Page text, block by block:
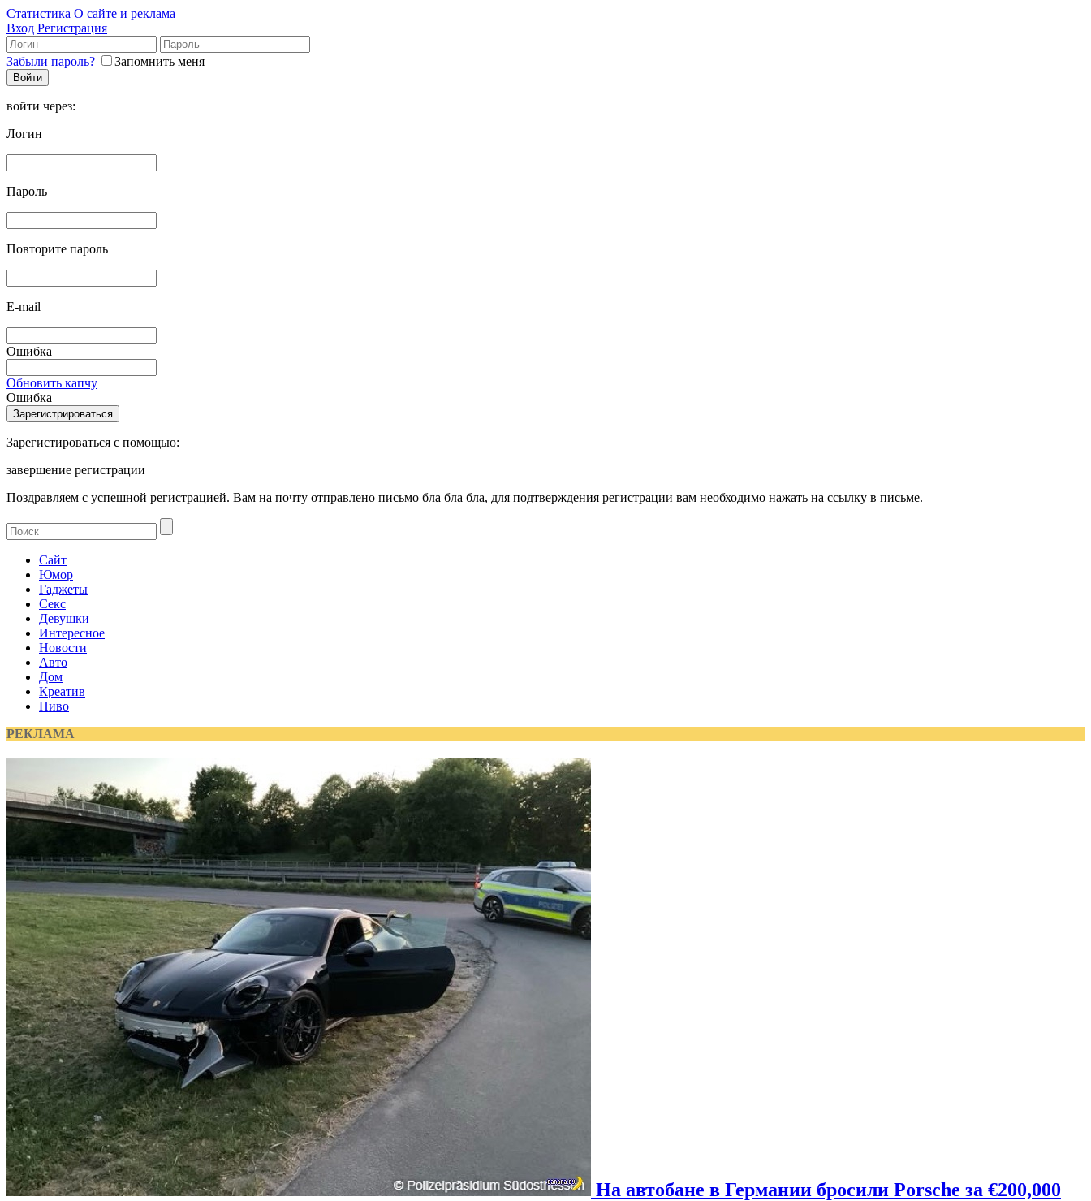
Статистика О сайте и реклама
Вход Регистрация
Забыли пароль? Запомнить меня
войти через:
Логин
Пароль
Повторите пароль
E-mail
Ошибка
Обновить капчу
Ошибка
Зарегистироваться с помощью:
завершение регистрации
Поздравляем с успешной регистрацией. Вам на почту отправлено письмо бла бла бла, для подтверждения регистрации вам необходимо нажать на ссылку в письме.
Сайт
Юмор
Гаджеты
Секс
Девушки
Интересное
Новости
Авто
Дом
Креатив
Пиво
РЕКЛАМА
На автобане в Германии бросили Porsche за €200,000